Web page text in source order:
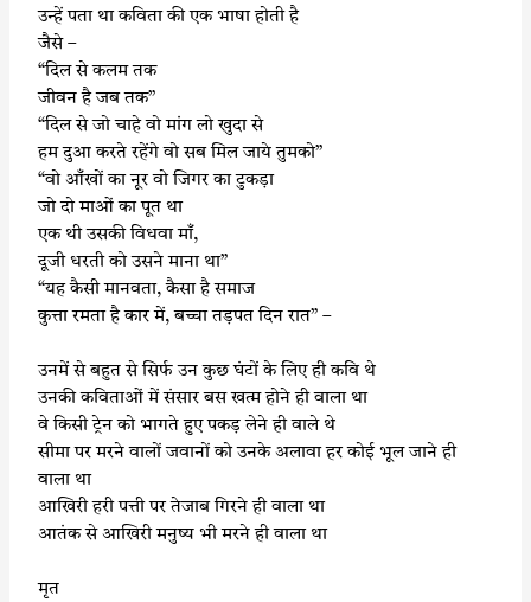
उन्हें पता था कविता की एक भाषा होती है
जैसे –
“दिल से कलम तक
जीवन है जब तक”
“दिल से जो चाहे वो मांग लो खुदा से
हम दुआ करते रहेंगे वो सब मिल जाये तुमको”
“वो आँखों का नूर वो जिगर का टुकड़ा
जो दो माओं का पूत था
एक थी उसकी विधवा माँ,
दूजी धरती को उसने माना था”
“यह कैसी मानवता, कैसा है समाज
कुत्ता रमता है कार में, बच्चा तड़पत दिन रात” –
उनमें से बहुत से सिर्फ उन कुछ घंटों के लिए ही कवि थे
उनकी कविताओं में संसार बस खत्म होने ही वाला था
वे किसी ट्रेन को भागते हुए पकड़ लेने ही वाले थे
सीमा पर मरने वालों जवानों को उनके अलावा हर कोई भूल जाने ही
वाला था
आखिरी हरी पत्ती पर तेजाब गिरने ही वाला था
आतंक से आखिरी मनुष्य भी मरने ही वाला था
मृत